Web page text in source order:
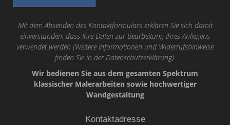
Mit dem Absenden des Kontaktformulars erklären Sie sich damit
einverstanden, dass Ihre Daten zur Bearbeitung Ihres Anliegens
verwendet werden (Weitere Informationen und Widerrufshinweise
finden Sie in der Datenschutzerklärung).
Wir bedienen Sie aus dem gesamten Spektrum
klassischer Malerarbeiten sowie hochwertiger
Wandgestaltung
Kontaktadresse